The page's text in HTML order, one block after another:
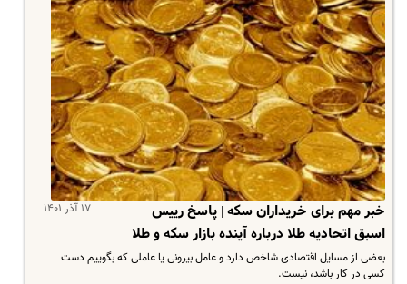
۱۷ آذر ۱۴۰۱
خبر مهم برای خریداران سکه | پاسخ رییس
اسبق اتحادیه طلا درباره آینده بازار سکه و طلا
بعضی از مسایل اقتصادی شاخص دارد و عامل بیرونی یا عاملی که بگوییم دست
کسی در کار باشد، نیست.